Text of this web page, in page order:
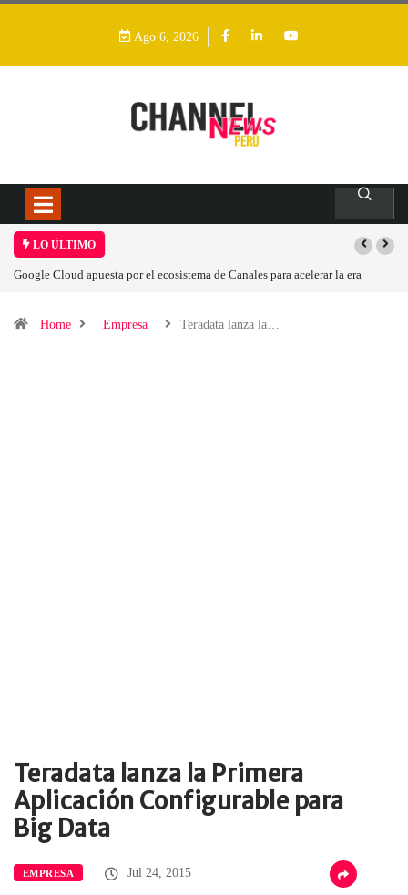
Ago 6, 2026
LO ÚLTIMO
Las causas del impulso al alza en el precio de las placas base
Home Empresa Teradata lanza la…
Teradata lanza la Primera
Aplicación Configurable para
Big Data
EMPRESA Jul 24, 2015